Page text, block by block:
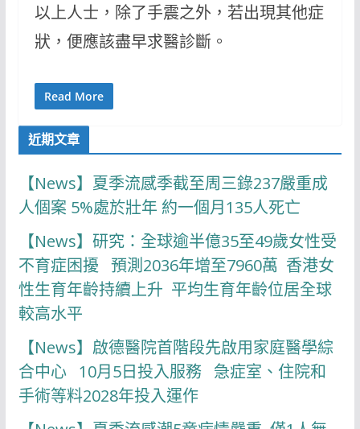
以上人士，除了手震之外，若出現其他症
狀，便應該盡早求醫診斷。
Read More
近期文章
【News】夏季流感季截至周三錄237嚴重成
人個案 5%處於壯年 約一個月135人死亡
【News】研究：全球逾半億35至49歲女性受
不育症困擾 預測2036年增至7960萬 香港女
性生育年齡持續上升 平均生育年齡位居全球
較高水平
【News】啟德醫院首階段先啟用家庭醫學綜
合中心 10月5日投入服務 急症室、住院和
手術等料2028年投入運作